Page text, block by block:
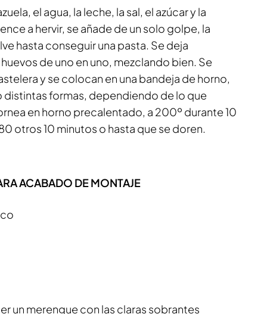
el agua, la leche, la sal, el azúcar y la
a hervir, se añade de un solo golpe, la
hasta conseguir una pasta. Se deja
de uno en uno, mezclando bien. Se
y se colocan en una bandeja de horno,
distintas formas, dependiendo de lo que
en horno precalentado, a 200º durante 10
otros 10 minutos o hasta que se doren.
ACABADO DE MONTAJE
un merengue con las claras sobrantes